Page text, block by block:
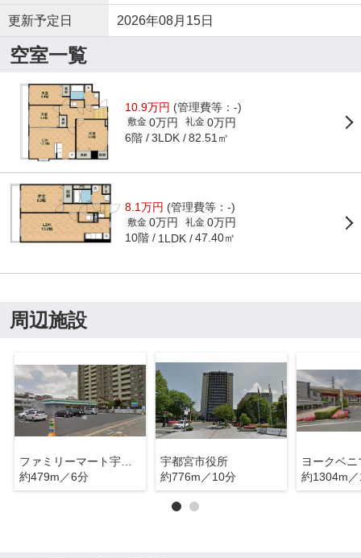
更新予定日 2026年08月15日
空室一覧
10.9万円 (管理費等：-)
敷金 0万円 礼金 0万円
6階 3LDK 82.51㎡
8.1万円 (管理費等：-)
敷金 0万円 礼金 0万円
10階 1LDK 47.40㎡
周辺施設
ファミリーマート宇都宮中央３丁目店
約479m／6分
宇都宮市役所
約776m／10分
ヨークベ
約1304m